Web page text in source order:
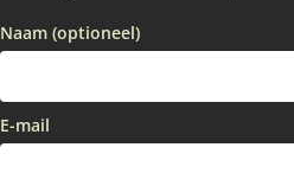
Naam (optioneel)
E-mail